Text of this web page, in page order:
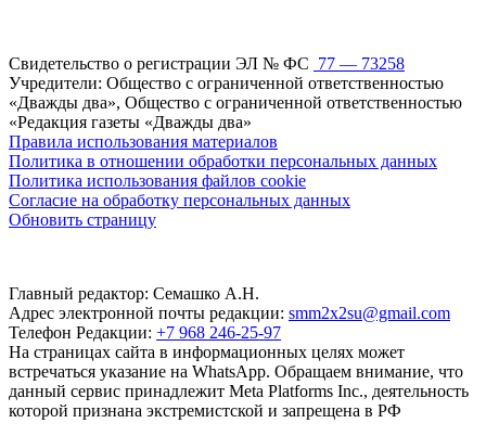
Свидетельство о регистрации ЭЛ № ФС 77 — 73258
Учредители: Общество с ограниченной ответственностью
«Дважды два», Общество с ограниченной ответственностью
«Редакция газеты «Дважды два»
Правила использования материалов
Политика в отношении обработки персональных данных
Политика использования файлов cookie
Согласие на обработку персональных данных
Обновить страницу
Главный редактор: Семашко А.Н.
Адрес электронной почты редакции: smm2x2su@gmail.com
Телефон Редакции: +7 968 246-25-97
На страницах сайта в информационных целях может
встречаться указание на WhatsApp. Обращаем внимание, что
данный сервис принадлежит Meta Platforms Inc., деятельность
которой признана экстремистской и запрещена в РФ